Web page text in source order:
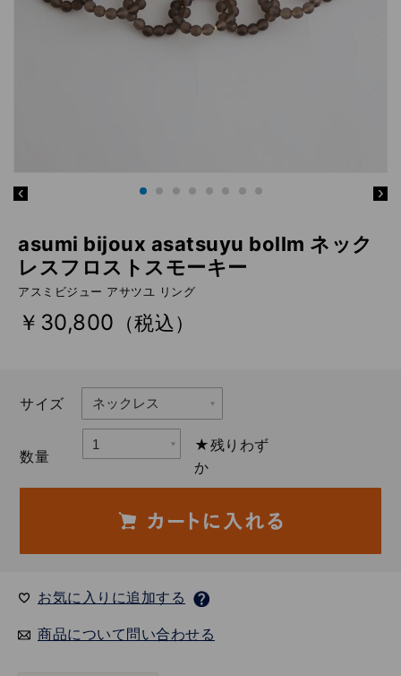
asumi bijoux asatsuyu bollm ネック
レスフロストスモーキー
アスミビジュー アサツユ リング
￥30,800 （税込）
サイズ
数量
★残りわず
か
お気に入りに追加する
商品について問い合わせる